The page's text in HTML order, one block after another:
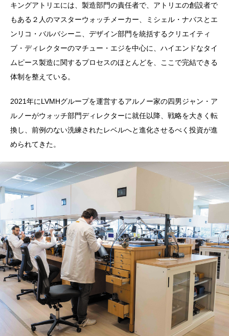
キングアトリエには、製造部門の責任者で、アトリエの創設者で
もある２人のマスターウォッチメーカー、ミシェル・ナバスとエ
ンリコ・バルバシーニ、デザイン部門を統括するクリエイティ
ブ・ディレクターのマチュー・エジを中心に、ハイエンドなタイ
ムピース製造に関するプロセスのほとんどを、ここで完結できる
体制を整えている。
2021年にLVMHグループを運営するアルノー家の四男ジャン・ア
ルノーがウォッチ部門ディレクターに就任以降、戦略を大きく転
換し、前例のない洗練されたレベルへと進化させるべく投資が進
められてきた。